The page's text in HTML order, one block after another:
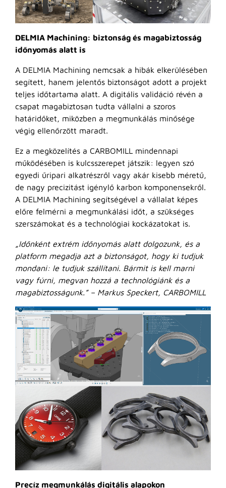
DELMIA Machining: biztonság és magabiztosság
időnyomás alatt is
A DELMIA Machining nemcsak a hibák elkerülésében
segített, hanem jelentős biztonságot adott a projekt
teljes időtartama alatt. A digitális validáció révén a
csapat magabiztosan tudta vállalni a szoros
határidőket, miközben a megmunkálás minősége
végig ellenőrzött maradt.
Ez a megközelítés a CARBOMILL mindennapi
működésében is kulcsszerepet játszik: legyen szó
egyedi űripari alkatrészről vagy akár kisebb méretű,
de nagy precizitást igénylő karbon komponensekről.
A DELMIA Machining segítségével a vállalat képes
előre felmérni a megmunkálási időt, a szükséges
szerszámokat és a technológiai kockázatokat is.
„Időnként extrém időnyomás alatt dolgozunk, és a
platform megadja azt a biztonságot, hogy ki tudjuk
mondani: le tudjuk szállítani. Bármit is kell marni
vagy fúrni, megvan hozzá a technológiánk és a
magabiztosságunk.” – Markus Speckert, CARBOMILL
Precíz megmunkálás digitális alapokon